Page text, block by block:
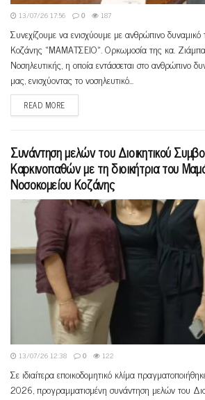
13/07/26 17:56 0 187
Συνεχίζουμε να ενισχύουμε με ανθρώπινο δυναμικό
Κοζάνης «ΜΑΜΑΤΣΕΙΟ». Ορκωμοσία της κα.
Νοσηλευτικής, η οποία εντάσσεται στο ανθρώπινο
μας, ενισχύοντας το νοσηλευτικό...
READ MORE
Συνάντηση μελών του Διοικητικού
Καρκινοπαθών με τη διοικήτρια του
Νοσοκομείου Κοζάνης
13/07/26 12:38 0 122
Σε ιδιαίτερα εποικοδομητικό κλίμα
2026, προγραμματισμένη συνάντηση μελών του